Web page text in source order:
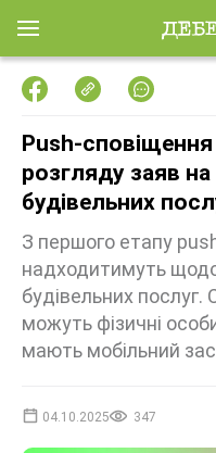
Push-
розгляду заяв
будівельних
З першого етапу
надходитимуть щодо
будівельних
можуть фізичні
мають мобільний
04.10.2025 347